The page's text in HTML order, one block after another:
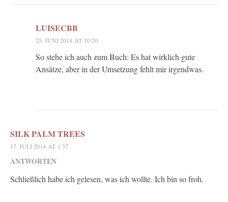
LUISECBB
25. JUNI 2014 AT 10:20
So stehe ich auch zum Buch: Es hat wirklich gute
Ansätze, aber in der Umsetzung fehlt mir irgendwas.
SILK PALM TREES
17. JULI 2014 AT 1:37
ANTWORTEN
Schließlich habe ich gelesen, was ich wollte. Ich bin so froh.